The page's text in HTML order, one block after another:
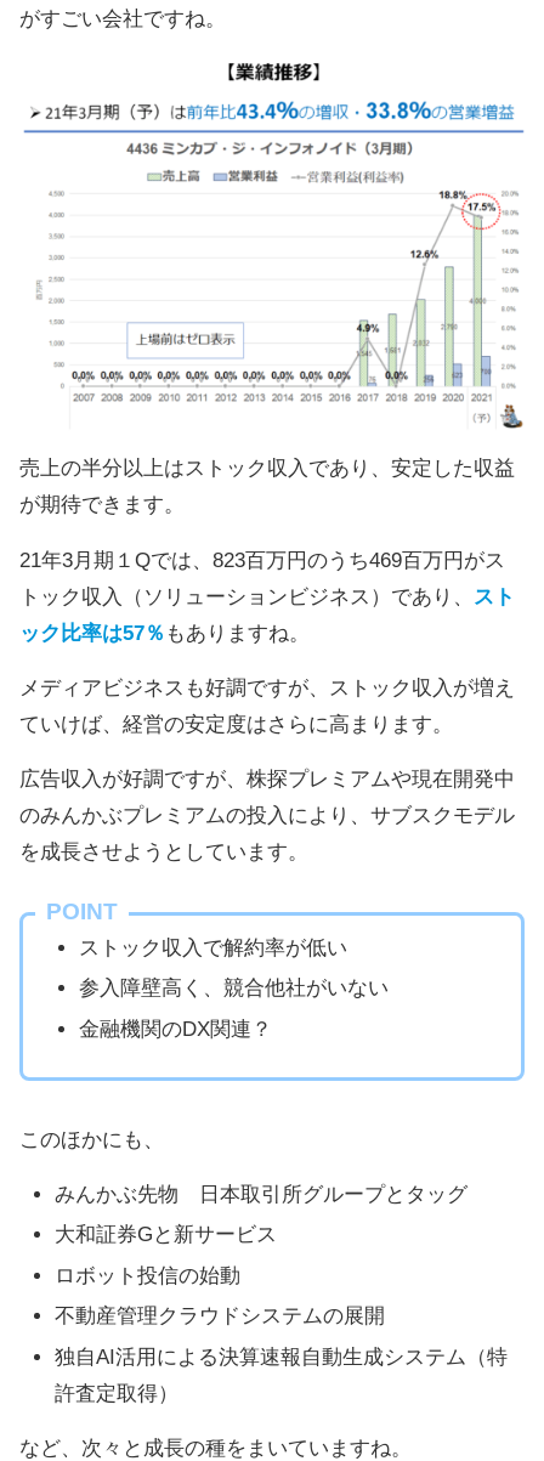
がすごい会社ですね。
売上の半分以上はストック収入であり、安定した収益
が期待できます。
21年3月期１Qでは、823百万円のうち469百万円がス
トック収入（ソリューションビジネス）であり、
スト
ック比率は57％ もありますね。
メディアビジネスも好調ですが、ストック収入が増え
ていけば、経営の安定度はさらに高まります。
広告収入が好調ですが、株探プレミアムや現在開発中
のみんかぶプレミアムの投入により、サブスクモデル
を成長させようとしています。
POINT
ストック収入で解約率が低い
参入障壁高く、競合他社がいない
金融機関のDX関連？
このほかにも、
みんかぶ先物 日本取引所グループとタッグ
大和証券Gと新サービス
ロボット投信の始動
不動産管理クラウドシステムの展開
独自AI活用による決算速報自動生成システム（特
許査定取得）
など、次々と成長の種をまいていますね。